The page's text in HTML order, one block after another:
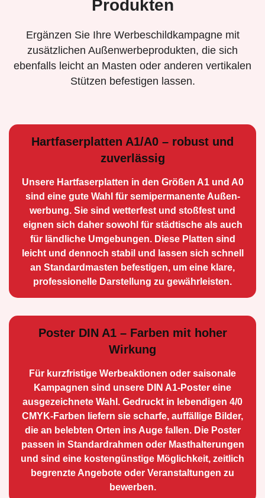
Produkten
Ergänzen Sie Ihre Werbeschildkampagne mit
zusätzlichen Außenwerbeprodukten, die sich
ebenfalls leicht an Masten oder anderen vertikalen
Stützen befestigen lassen.
Hartfaserplatten A1/A0 – robust und
zuverlässig
Unsere Hartfaserplatten in den Größen A1 und A0
sind eine gute Wahl für semiperma­nente Außen­
werbung. Sie sind wetterfest und stoßfest und
eignen sich daher sowohl für städtische als auch
für ländliche Umge­bungen. Diese Platten sind
leicht und dennoch stabil und lassen sich schnell
an Standard­masten befestigen, um eine klare,
professionelle Darstellung zu gewährleisten.
Poster DIN A1 – Farben mit hoher
Wirkung
Für kurzfristige Werbe­aktionen oder saisonale
Kampagnen sind unsere DIN A1-Poster eine
ausge­zeichnete Wahl. Gedruckt in lebendigen 4/0
CMYK-Farben liefern sie scharfe, auffällige Bilder,
die an belebten Orten ins Auge fallen. Die Poster
passen in Standardrahmen oder Masthalterungen
und sind eine kostengünstige Möglichkeit, zeitlich
begrenzte Angebote oder Veranstaltungen zu
bewerben.